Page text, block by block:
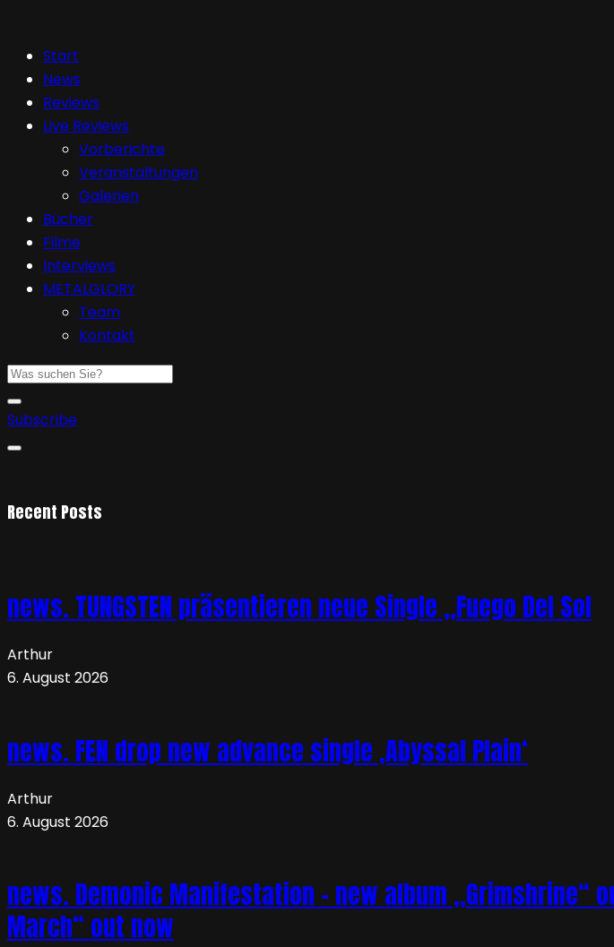
Start
News
Reviews
Live Reviews
Vorberichte
Veranstaltungen
Galerien
Bücher
Filme
Interviews
METALGLORY
Team
Kontakt
Subscribe
Recent Posts
news. TUNGSTEN präsentieren neue Single „Fuego Del Sol
Arthur
6. August 2026
news. FEN drop new advance single ‚Abyssal Plain‘
Arthur
6. August 2026
news. Demonic Manifestation – new album „Grimshrine“
March“ out now